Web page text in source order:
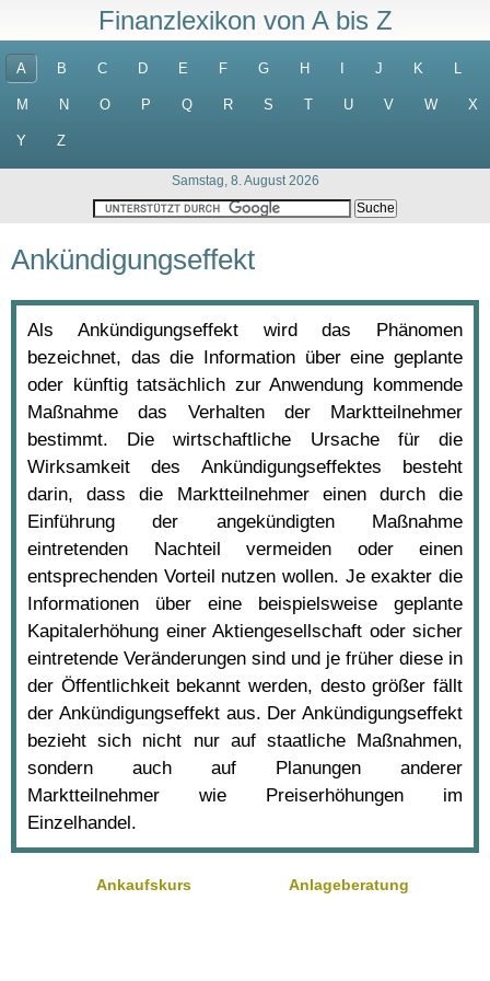
Finanzlexikon von A bis Z
A B C D E F G H J K L
M N O P Q R S T U V W X
Y Z
Samstag, 8. August 2026
Ankündigungseffekt
Als Ankündigungseffekt wird das Phänomen
bezeichnet, das die Information über eine geplante
oder künftig tatsächlich zur Anwendung kommende
Maßnahme das Verhalten der Marktteilnehmer
bestimmt. Die wirtschaftliche Ursache für die
Wirksamkeit des Ankündigungseffektes besteht
darin, dass die Marktteilnehmer einen durch die
Einführung der angekündigten Maßnahme
eintretenden Nachteil vermeiden oder einen
entsprechenden Vorteil nutzen wollen. Je exakter die
Informationen über eine beispielsweise geplante
Kapitalerhöhung einer Aktiengesellschaft oder sicher
eintretende Veränderungen sind und je früher diese in
der Öffentlichkeit bekannt werden, desto größer fällt
der Ankündigungseffekt aus. Der Ankündigungseffekt
bezieht sich nicht nur auf staatliche Maßnahmen,
sondern auch auf Planungen anderer
Marktteilnehmer wie Preiserhöhungen im
Einzelhandel.
Ankaufskurs Anlageberatung